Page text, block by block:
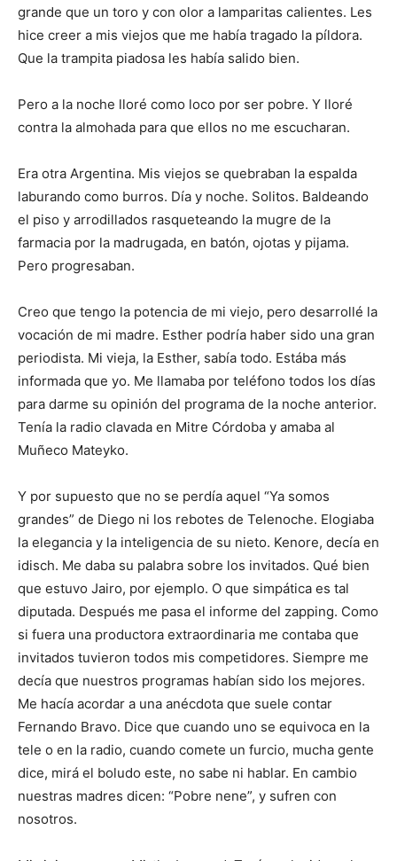
grande que un toro y con olor a lamparitas calientes. Les
hice creer a mis viejos que me había tragado la píldora.
Que la trampita piadosa les había salido bien.
Pero a la noche lloré como loco por ser pobre. Y lloré
contra la almohada para que ellos no me escucharan.
Era otra Argentina. Mis viejos se quebraban la espalda
laburando como burros. Día y noche. Solitos. Baldeando
el piso y arrodillados rasqueteando la mugre de la
farmacia por la madrugada, en batón, ojotas y pijama.
Pero progresaban.
Creo que tengo la potencia de mi viejo, pero desarrollé la
vocación de mi madre. Esther podría haber sido una gran
periodista. Mi vieja, la Esther, sabía todo. Estába más
informada que yo. Me llamaba por teléfono todos los días
para darme su opinión del programa de la noche anterior.
Tenía la radio clavada en Mitre Córdoba y amaba al
Muñeco Mateyko.
Y por supuesto que no se perdía aquel “Ya somos
grandes” de Diego ni los rebotes de Telenoche. Elogiaba
la elegancia y la inteligencia de su nieto. Kenore, decía en
idisch. Me daba su palabra sobre los invitados. Qué bien
que estuvo Jairo, por ejemplo. O que simpática es tal
diputada. Después me pasa el informe del zapping. Como
si fuera una productora extraordinaria me contaba que
invitados tuvieron todos mis competidores. Siempre me
decía que nuestros programas habían sido los mejores.
Me hacía acordar a una anécdota que suele contar
Fernando Bravo. Dice que cuando uno se equivoca en la
tele o en la radio, cuando comete un furcio, mucha gente
dice, mirá el boludo este, no sabe ni hablar. En cambio
nuestras madres dicen: “Pobre nene”, y sufren con
nosotros.